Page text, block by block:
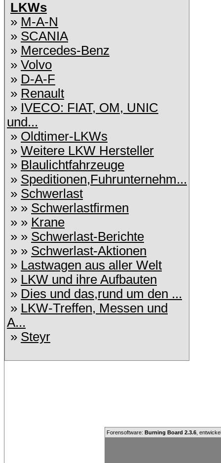
LKWs
» M-A-N
» SCANIA
» Mercedes-Benz
» Volvo
» D-A-F
» Renault
» IVECO: FIAT, OM, UNIC
und...
» Oldtimer-LKWs
» Weitere LKW Hersteller
» Blaulichtfahrzeuge
» Speditionen,Fuhrunternehm...
» Schwerlast
» » Schwerlastfirmen
» » Krane
» » Schwerlast-Berichte
» » Schwerlast-Aktionen
» Lastwagen aus aller Welt
» LKW und ihre Aufbauten
» Dies und das,rund um den ...
» LKW-Treffen, Messen und
A...
» Steyr
Forensoftware:Burning Board 2.3.6 ,